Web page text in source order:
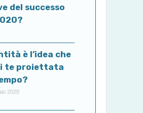
del successo
è l’idea che
te proiettata
2020